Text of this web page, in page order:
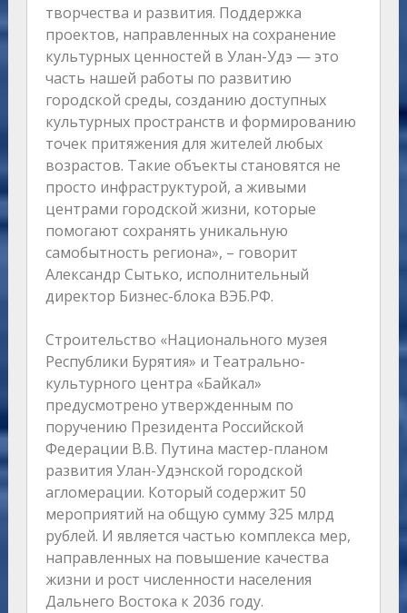
творчества и развития. Поддержка
проектов, направленных на сохранение
культурных ценностей в Улан-Удэ — это
часть нашей работы по развитию
городской среды, созданию доступных
культурных пространств и формированию
точек притяжения для жителей любых
возрастов. Такие объекты становятся не
просто инфраструктурой, а живыми
центрами городской жизни, которые
помогают сохранять уникальную
самобытность региона», – говорит
Александр Сытько, исполнительный
директор Бизнес-блока ВЭБ.РФ.
Строительство «Национального музея
Республики Бурятия» и Театрально-
культурного центра «Байкал»
предусмотрено утвержденным по
поручению Президента Российской
Федерации В.В. Путина мастер-планом
развития Улан-Удэнской городской
агломерации. Который содержит 50
мероприятий на общую сумму 325 млрд
рублей. И является частью комплекса мер,
направленных на повышение качества
жизни и рост численности населения
Дальнего Востока к 2036 году.